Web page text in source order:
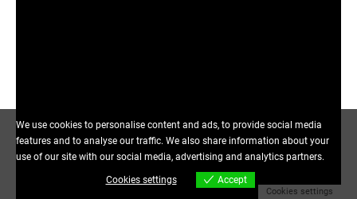
We use cookies to personalise content and ads, to provide social media
features and to analyse our traffic. We also share information about your
use of our site with our social media, advertising and analytics partners.
Cookies settings Accept
Cookies settings